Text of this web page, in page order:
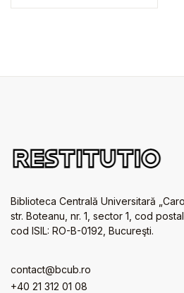
Biblioteca Centrală Universitară
str. Boteanu, nr. 1, sector 1, cod
cod ISIL: RO-B-0192, Bucureşti.
contact@bcub.ro
+40 21 312 01 08